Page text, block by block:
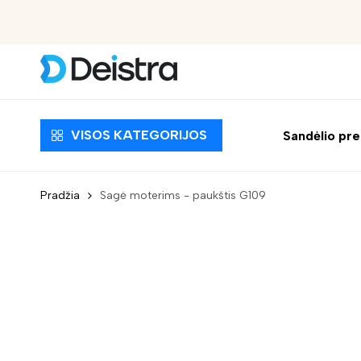
VISOS KATEGORIJOS Sandėlio
Pradžia Sagė moterims - paukštis G109